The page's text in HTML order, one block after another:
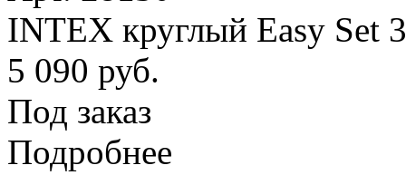
INTEX круглый Easy Set
5 090 руб.
Под заказ
Подробнее